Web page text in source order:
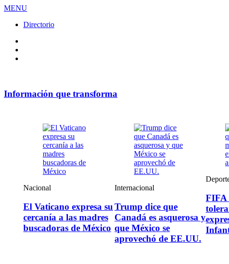
MENU
Directorio
Información que transforma
Nacional
El Vaticano expresa su
cercanía a las madres
buscadoras de México
Internacional
Trump dice que
Canadá es asquerosa y
que México se
aprovechó de EE.UU.
FIFA